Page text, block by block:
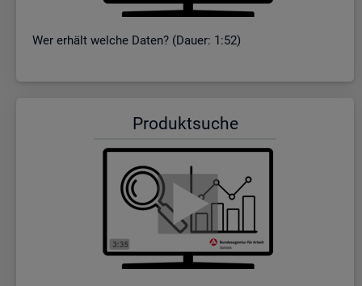
Wer er­hält wel­che Daten? (Dauer: 1:52)
Pro­dukt­su­che